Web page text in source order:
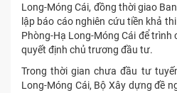
Long-Móng Cái, đồng thời giao
lập báo cáo nghiên cứu tiền khả
Phòng-Hạ Long-Móng Cái để trình
quyết định chủ trương đầu tư.
Trong thời gian chưa đầu tư
Long-Móng Cái, Bộ Xây dựng đề